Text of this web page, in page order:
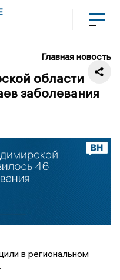
Главная новость
области
заболевания
в региональном